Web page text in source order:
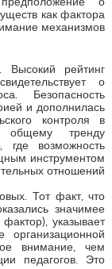
как фактора
механизмов
Высокий рейтинг
о
Безопасность
и дополнилась
контроля в
общему тренду
где возможность
инструментом
отношений
Тот факт, что
значимее
указывает
внимание, чем
педагогов. Это